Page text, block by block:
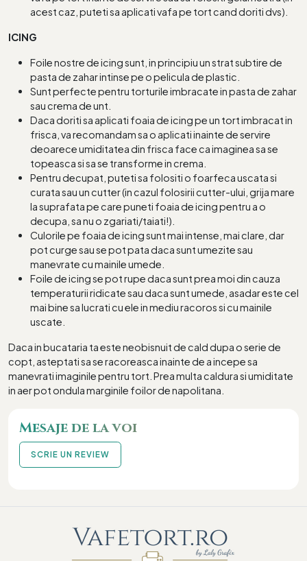
acest caz, puteti sa aplicati vafa pe tort cand doriti dvs).
ICING
Foile nostre de icing sunt, in principiu un strat subtire de
pasta de zahar intinse pe o pelicula de plastic.
Sunt perfecte pentru torturile imbracate in pasta de zahar
sau crema de unt.
Daca doriti sa aplicati foaia de icing pe un tort imbracat in
frisca, va recomandam sa o aplicati inainte de servire
deoarece umiditatea din frisca face ca imaginea sa se
topeasca si sa se transforme in crema.
Pentru decupat, puteti sa folositi o foarfeca uscata si
curata sau un cutter (in cazul folosirii cutter-ului, grija mare
la suprafata pe care puneti foaia de icing pentru a o
decupa, sa nu o zgariati/taiati!).
Culorile pe foaia de icing sunt mai intense, mai clare, dar
pot curge sau se pot pata daca sunt umezite sau
manevrate cu mainile umede.
Foile de icing se pot rupe daca sunt prea moi din cauza
temperaturii ridicate sau daca sunt umede, asadar este cel
mai bine sa lucrati cu ele in mediu racoros si cu mainile
uscate.
Daca in bucataria ta este neobisnuit de cald dupa o serie de
copt, asteptati sa se racoreasca inainte de a incepe sa
manevrati imaginile pentru tort. Prea multa caldura si umiditate
in aer pot ondula marginile foilor de napolitana.
Mesaje de la voi
SCRIE UN REVIEW